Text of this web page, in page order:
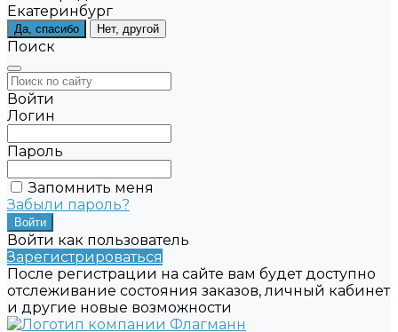
Екатеринбург
Да, спасибо Нет, другой
Поиск
Войти
Логин
Пароль
Запомнить меня
Забыли пароль?
Войти как пользователь
Зарегистрироваться
После регистрации на сайте вам будет доступно
отслеживание состояния заказов, личный кабинет
и другие новые возможности